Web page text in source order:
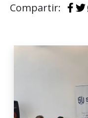
Compartir: